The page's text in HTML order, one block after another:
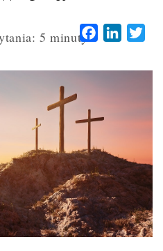
5 minuty Facebook